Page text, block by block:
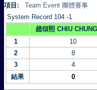
項目:
Team Event 團體賽事
System Record 104 -1
趙頌熙 CHIU
1
10
2
8
3
4
結果
0